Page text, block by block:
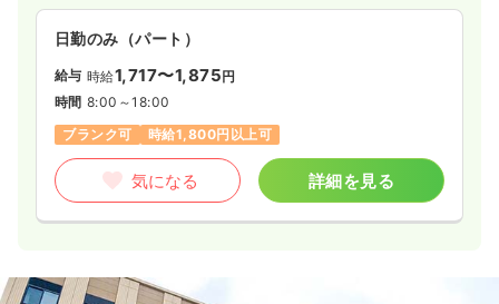
日勤のみ（パート）
給与 時給1,717〜1,875円
時間 8:00～18:00
ブランク可
時給1,800円以上可
気になる 詳細を見る